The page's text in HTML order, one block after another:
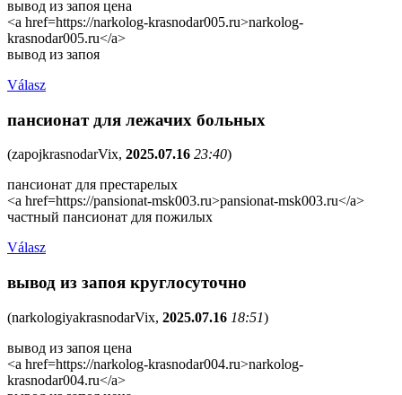
вывод из запоя цена
<a href=https://narkolog-krasnodar005.ru>narkolog-
krasnodar005.ru</a>
вывод из запоя
Válasz
пансионат для лежачих больных
(zapojkrasnodarVix, 2025.07.16 23:40)
пансионат для престарелых
<a href=https://pansionat-msk003.ru>pansionat-msk003.ru</a>
частный пансионат для пожилых
Válasz
вывод из запоя круглосуточно
(narkologiyakrasnodarVix, 2025.07.16 18:51)
вывод из запоя цена
<a href=https://narkolog-krasnodar004.ru>narkolog-
krasnodar004.ru</a>